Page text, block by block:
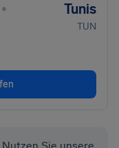
• Tunis
TUN